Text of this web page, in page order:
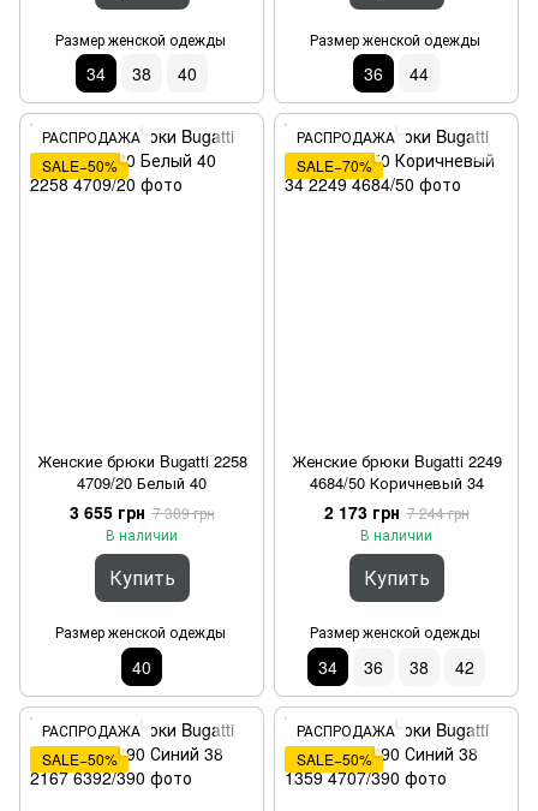
Размер женской одежды
34 38 40
Размер женской одежды
36 44
РАСПРОДАЖА
SALE−50%
Женские брюки Bugatti 2258
4709/20 Белый 40
3 655 грн 7 309 грн
В наличии
Купить
Размер женской одежды
40
РАСПРОДАЖА
SALE−70%
Женские брюки Bugatti 2249
4684/50 Коричневый 34
2 173 грн 7 244 грн
В наличии
Купить
Размер женской одежды
34 36 38 42
РАСПРОДАЖА
SALE−50%
РАСПРОДАЖА
SALE−50%